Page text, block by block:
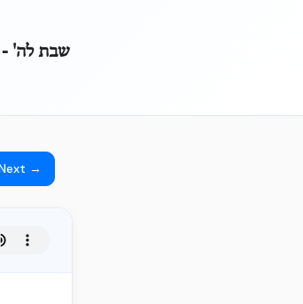
שבת לה'
→